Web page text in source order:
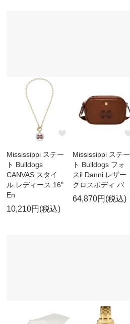
Mississippi ステー
ト Bulldogs
CANVAS スタイ
ル レディース 16"
En
10,210円(税込)
Mississippi ステー
ト Bulldogs フォ
スil Danni レザー
クロスボディ バ
64,870円(税込)